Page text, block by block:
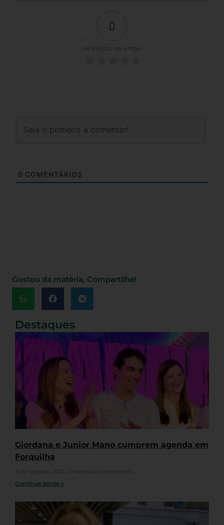
0
Avaliação do artigo
0 COMENTÁRIOS
Gostou da matéria, Compartilhe!
Destaques
Giordana e Junior Mano cumprem agenda em
Forquilha
Continue lendo »